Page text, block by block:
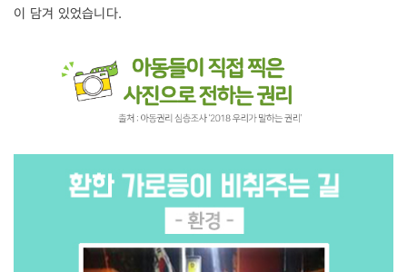
이 담겨 있었습니다.